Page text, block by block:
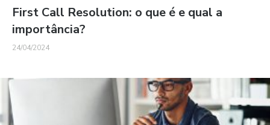
First Call Resolution: o que é e qual a
importância?
24/04/2024